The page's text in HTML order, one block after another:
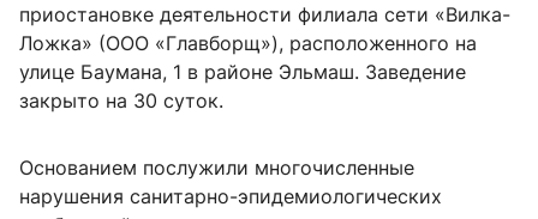
приостановке деятельности филиала сети «Вилка-
Ложка» (ООО «Главборщ»), расположенного на
улице Баумана, 1 в районе Эльмаш. Заведение
закрыто на 30 суток.
Основанием послужили многочисленные
нарушения санитарно-эпидемиологических